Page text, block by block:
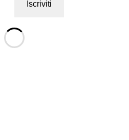
Iscriviti